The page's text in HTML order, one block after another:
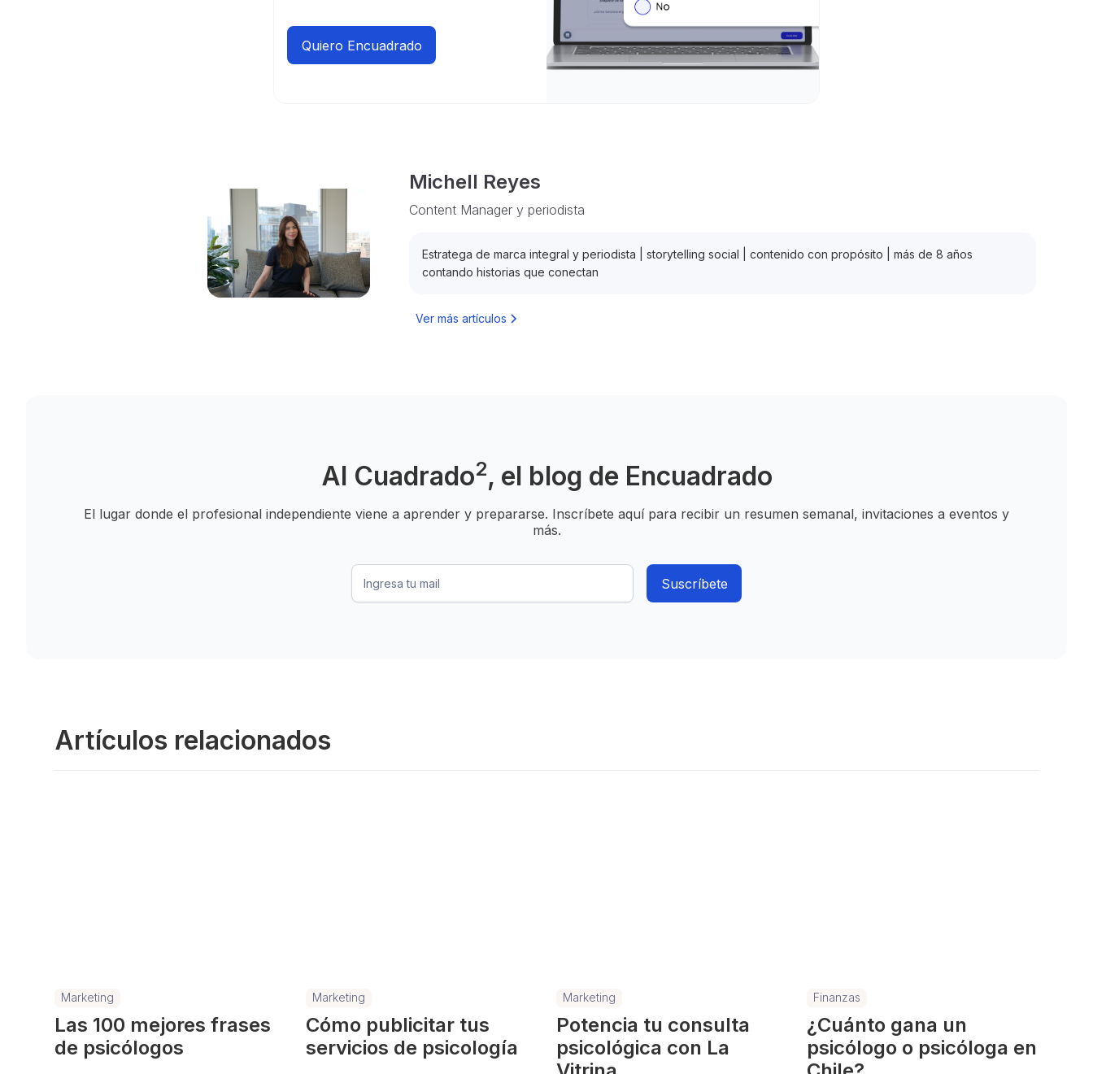
Quiero Encuadrado
Michell Reyes
Content Manager y periodista
Estratega de marca integral y periodista | storytelling social | contenido con propósito | más de 8 años
contando historias que conectan
Ver más artículos
Al Cuadrado2, el blog de Encuadrado
El lugar donde el profesional independiente viene a aprender y prepararse. Inscríbete aquí para recibir un resumen semanal, invitaciones a eventos y
más.
Artículos relacionados
Marketing
Las 100 mejores frases
de psicólogos
Marketing
Cómo publicitar tus
servicios de psicología
Marketing
Potencia tu consulta
psicológica con La
Finanzas
¿Cuánto gana un
psicólogo o psicóloga en